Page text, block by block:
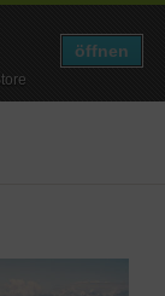
öffnen